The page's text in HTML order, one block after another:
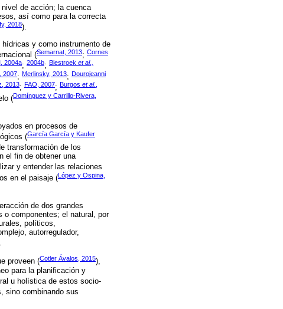
de acción; la cuenca
así como para la correcta
2018).
y como instrumento de
(Semarnat, 2013; Cornes
2004a; 2004b; Biestroek et al.,
2007; Merlinsky, 2013; Dourojeanni
2013; FAO, 2007; Burgos et al.,
(Domínguez y Carrillo-Rivera,
en procesos de
(García García y Kaufer
transformación de los
el fin de obtener una
y entender las relaciones
en el paisaje (López y Ospina,
de dos grandes
componentes; el natural, por
políticos,
autorregulador,
proveen (Cotler Ávalos, 2015),
para la planificación y
u holística de estos socio-
sino combinando sus